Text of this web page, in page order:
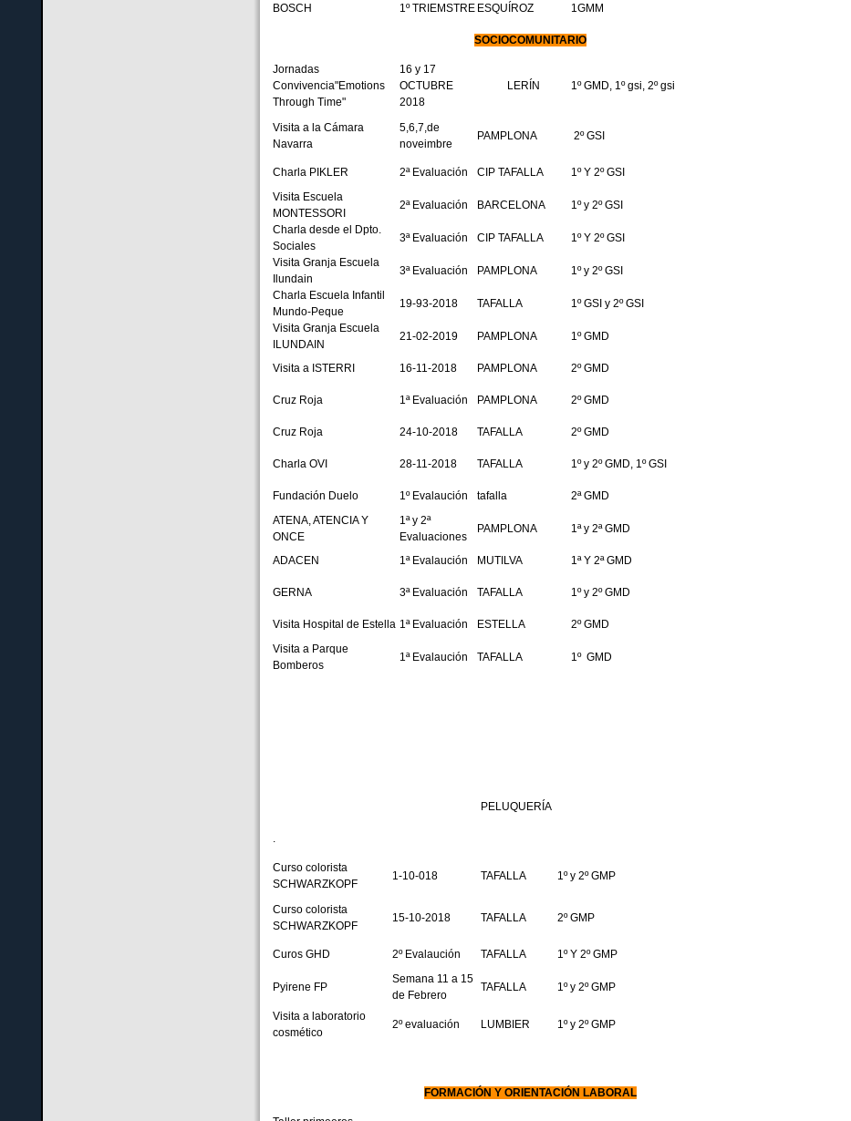
BOSCH 1º TRIEMSTRE ESQUÍROZ 1GMM
SOCIOCOMUNITARIO
Jornadas
Convivencia"Emotions
Through Time"
16 y 17
OCTUBRE
2018
LERÍN 1º GMD, 1º gsi, 2º gsi
Visita a la Cámara
Navarra
5,6,7,de
noveimbre
PAMPLONA 2º GSI
Charla PIKLER 2ª Evaluación CIP TAFALLA
1º Y 2º GSI
Visita Escuela
MONTESSORI
2ª Evaluación BARCELONA
1º y 2º GSI
Charla desde el Dpto.
Sociales
3ª Evaluación CIP TAFALLA
1º Y 2º GSI
Visita Granja Escuela
Ilundain
3ª Evaluación PAMPLONA
1º y 2º GSI
Charla Escuela Infantil
Mundo-Peque
19-93-2018 TAFALLA
1º GSI y 2º GSI
Visita Granja Escuela
ILUNDAIN
21-02-2019 PAMPLONA 1º GMD
Visita a ISTERRI 16-11-2018 PAMPLONA 2º GMD
Cruz Roja 1ª Evaluación PAMPLONA 2º GMD
Cruz Roja 24-10-2018 TAFALLA 2º GMD
Charla OVI 28-11-2018 TAFALLA 1º y 2º GMD, 1º GSI
Fundación Duelo 1º Evalaución tafalla
2ª GMD
ATENA, ATENCIA Y
ONCE
1ª y 2ª
Evaluaciones
PAMPLONA 1ª y 2ª GMD
ADACEN 1ª Evalaución MUTILVA 1ª Y 2ª GMD
GERNA 3ª Evaluación TAFALLA 1º y 2º GMD
Visita Hospital de Estella 1ª Evaluación ESTELLA
2º GMD
Visita a Parque
Bomberos
1ª Evalaución TAFALLA 1º GMD
PELUQUERÍA
.
Curso colorista
SCHWARZKOPF
1-10-018 TAFALLA 1º y 2º GMP
Curso colorista
SCHWARZKOPF
15-10-2018 TAFALLA 2º GMP
Curos GHD 2º Evalaución TAFALLA 1º Y 2º GMP
Pyirene FP
Semana 11 a 15
de Febrero
TAFALLA 1º y 2º GMP
Visita a laboratorio
cosmético
2º evaluación LUMBIER 1º y 2º GMP
FORMACIÓN Y ORIENTACIÓN LABORAL